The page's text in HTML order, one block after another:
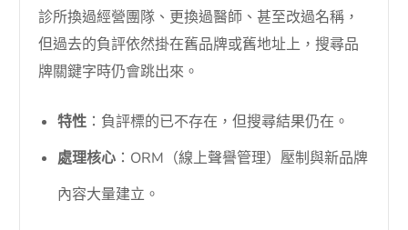
診所換過經營團隊、更換過醫師、甚至改過名稱，
但過去的負評依然掛在舊品牌或舊地址上，搜尋品
牌關鍵字時仍會跳出來。
特性 ：負評標的已不存在，但搜尋結果仍在。
處理核心 ：ORM（線上聲譽管理）壓制與新品牌
內容大量建立。